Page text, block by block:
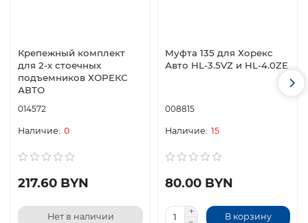
Крепежный комплект
для 2-х стоечных
подъемников ХОРЕКС
АВТО
014572
0
217.60 BYN
Нет в наличии
Муфта 135 для Хорекс
Авто HL-3.5VZ и HL-4.0ZE
008815
15
80.00 BYN
В корзину